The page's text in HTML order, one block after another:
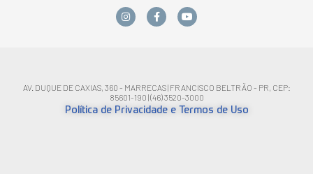
AV. DUQUE DE CAXIAS, 360 - MARRECAS | FRANCISCO BELTRÃO - PR, CEP:
85601-190 | (46) 3520-3000
Política de Privacidade e Termos de Uso